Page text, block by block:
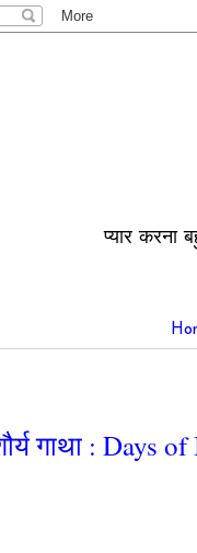
प्यार
गाथा : Days